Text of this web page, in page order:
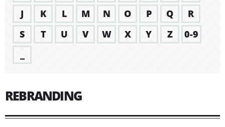
J
K L M N O P Q
R
S
T U V W X Y Z
0-9
REBRANDING